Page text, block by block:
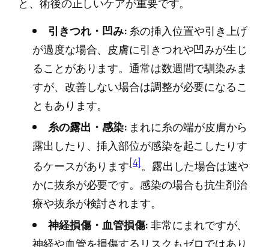
引きつれ・凹み:糸の挿入位置や引き上げ
が過度な場合、皮膚に引きつれや凹みが生じ
ることがあります。通常は数週間で馴染みま
すが、改善しない場合は調整が必要になるこ
ともあります。
糸の露出・感染: まれに糸の端が皮膚から
露出したり、挿入部位が感染を起こしたりす
るケースがあります[4]。露出した場合は速や
かに抜糸が必要です。感染の場合も抗生剤治
療や抜糸が検討されます。
神経損傷・血管損傷:非常にまれですが、
神経や血管を損傷するリスクもゼロではあり